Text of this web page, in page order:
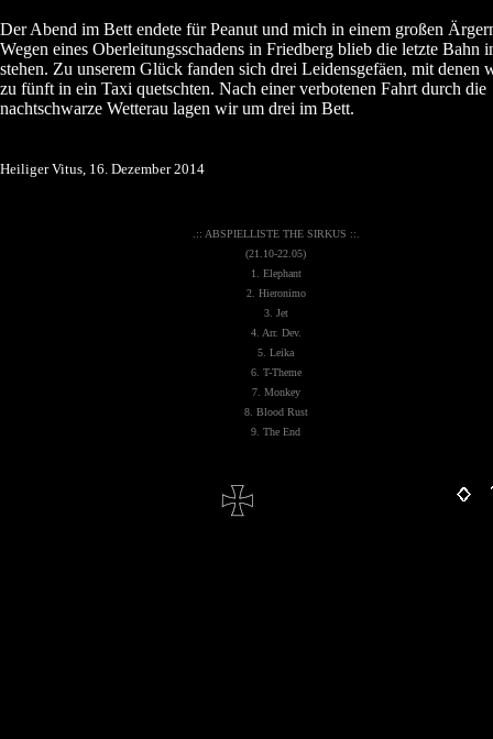
Der Abend im Bett endete für Peanut und mich in einem großen
Wegen eines Oberleitungsschadens in Friedberg blieb die letzte Bahn
stehen. Zu unserem Glück fanden sich drei Leidensgefäen, mit denen
zu fünft in ein Taxi quetschten. Nach einer verbotenen Fahrt durch die
nachtschwarze Wetterau lagen wir um drei im Bett.
Heiliger Vitus, 16. Dezember 2014
.:: ABSPIELLISTE THE SIRKUS ::.
(21.10-22.05)
1. Elephant
2. Hieronimo
3. Jet
4. Arr. Dev.
5. Leika
6. T-Theme
7. Monkey
8. Blood Rust
9. The End